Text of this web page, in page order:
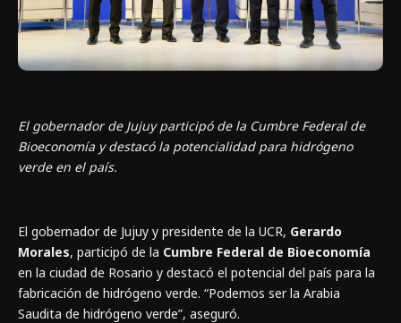
El gobernador de Jujuy participó de la Cumbre Federal de
Bioeconomía y destacó la potencialidad para hidrógeno
verde en el país.
El gobernador de Jujuy y presidente de la UCR, Gerardo
Morales, participó de la Cumbre Federal de Bioeconomía
en la ciudad de Rosario y destacó el potencial del país para la
fabricación de hidrógeno verde. “Podemos ser la Arabia
Saudita de hidrógeno verde”, aseguró.